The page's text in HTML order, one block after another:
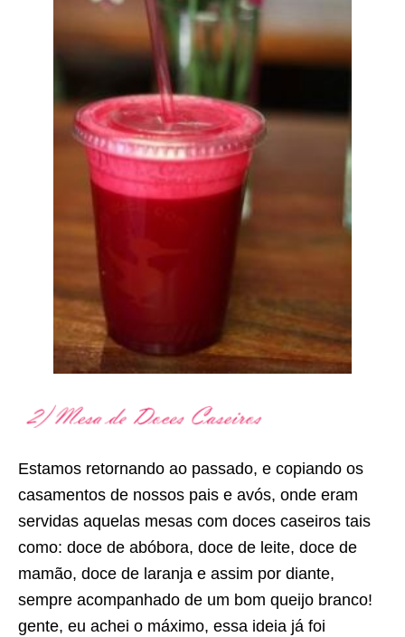
Estamos retornando ao passado, e copiando os
casamentos de nossos pais e avós, onde eram
servidas aquelas mesas com doces caseiros tais
como: doce de abóbora, doce de leite, doce de
mamão, doce de laranja e assim por diante,
sempre acompanhado de um bom queijo branco!
gente, eu achei o máximo, essa ideia já foi